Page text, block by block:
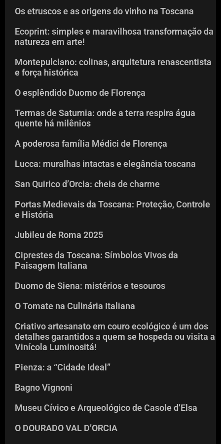
Os etruscos e as origens do vinho na Toscana
Ecoprint: simples e maravilhosa transformação da
natureza em arte!
Montepulciano: colinas, arquitetura renascentista
e força histórica
O esplêndido Duomo de Florença
Termas de Saturnia: onde a terra respira água
quente há milênios
A poderosa família Médici de Florença
Lucca: muralhas intactas e elegância toscana
San Quirico d’Orcia: cheia de charme
Portas Medievais da Toscana: Proteção, Controle
e História
Jubileu de Roma 2025
Ciprestes da Toscana: Símbolos Vivos da
Paisagem Italiana
Duomo de Siena: mistérios e tesouros
O Tomate na Culinária Italiana
Criativo artesanato em couro ecológico é um dos
detalhes garantidos a quem se hospeda ou visita a
Vinícola Luminositá!
Pienza: a “Cidade Ideal”
Bagno Vignoni
Museu Cívico e Arqueológico de Casole d’Elsa
O DOURADO VAL D’ORCIA